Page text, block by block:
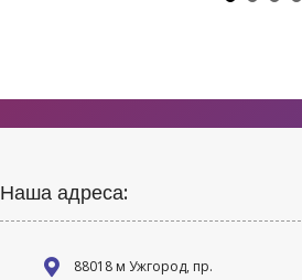
Наша адреса:
88018 м Ужгород, пр.